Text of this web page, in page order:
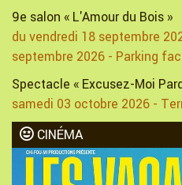
9e salon « L'Amour du Bois »
du vendredi 18 septembre
septembre 2026 - Parking
Spectacle « Excusez-Moi
samedi 03 octobre 2026 -
CINÉMA